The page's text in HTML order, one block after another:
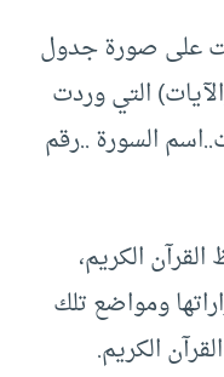
على صورة جدول
التي وردت
السورة ..رقم
الكريم،
ومواضع تلك
الكريم.